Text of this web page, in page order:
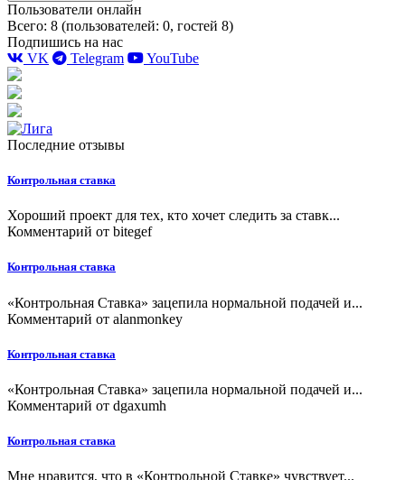
Пользователи онлайн
Всего: 8 (пользователей: 0, гостей 8)
Подпишись на нас
VK
Telegram YouTube
Последние отзывы
Контрольная ставка
Хороший проект для тех, кто хочет следить за ставк...
Комментарий от bitegef
Контрольная ставка
«Контрольная Ставка» зацепила нормальной подачей и...
Комментарий от alanmonkey
Контрольная ставка
«Контрольная Ставка» зацепила нормальной подачей и...
Комментарий от dgaxumh
Контрольная ставка
Мне нравится, что в «Контрольной Ставке» чувствует...